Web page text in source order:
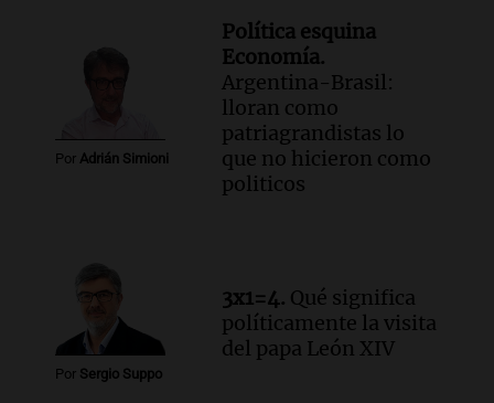
Por Adrián Simioni
Política esquina
Economía.
Argentina-Brasil:
lloran como
patriagrandistas lo
que no hicieron como
politicos
Por Sergio Suppo
3x1=4. Qué significa
políticamente la visita
del papa León XIV